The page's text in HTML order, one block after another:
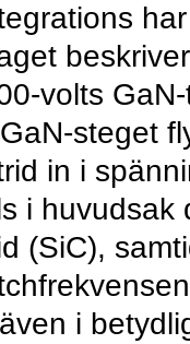
volts
steget
in i
i huvudsak
(SiC),
i